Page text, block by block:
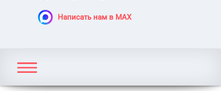
Написать нам в MAX